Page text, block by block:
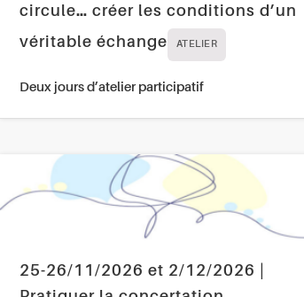
circule… créer les conditions d’un
véritable échange
ATELIER
Deux jours d’atelier participatif
25-26/11/2026 et 2/12/2026 |